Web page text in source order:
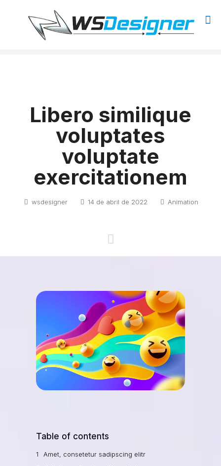
Libero similique
voluptates
voluptate
exercitationem
wsdesigner 14 de abril de 2022 Animation
Table of contents
Amet, consetetur sadipscing elitr